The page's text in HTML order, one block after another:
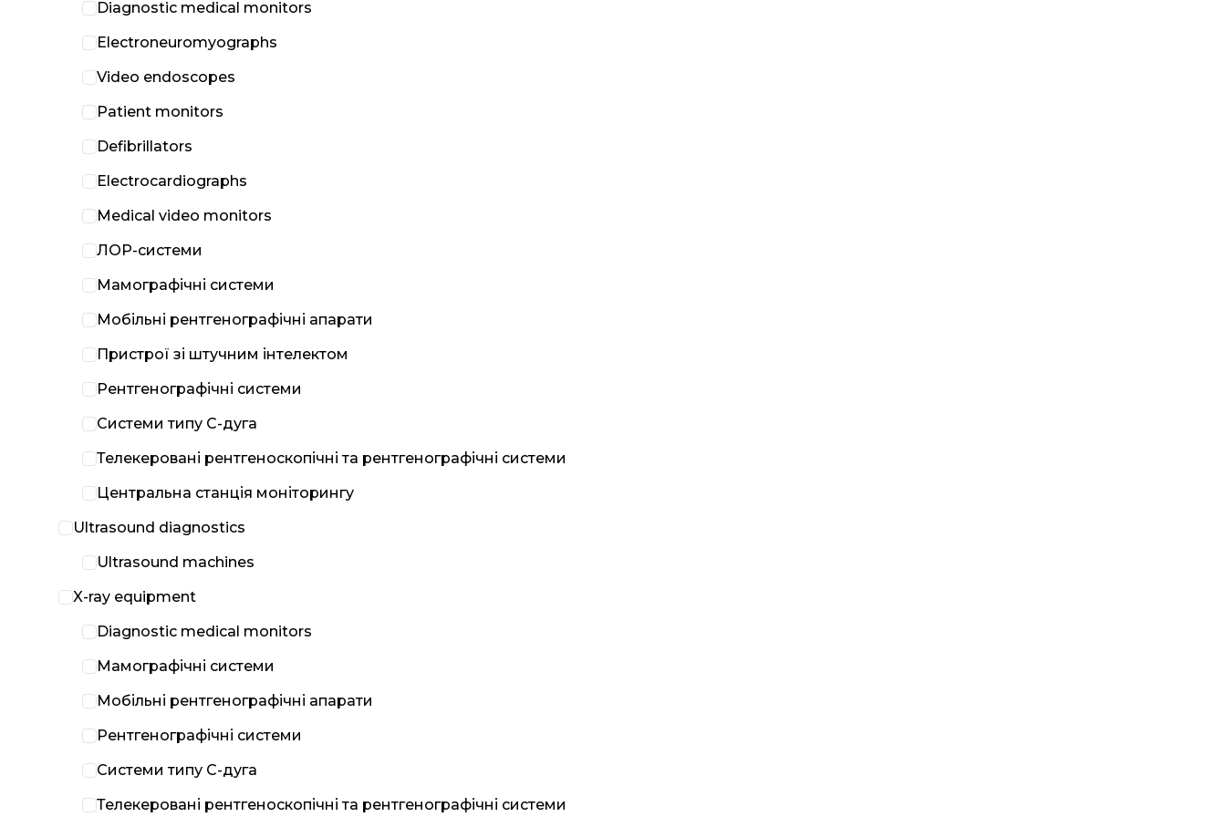
Diagnostic medical monitors
Electroneuromyographs
Video endoscopes
Patient monitors
Defibrillators
Electrocardiographs
Medical video monitors
ЛОР-системи
Мамографічні системи
Мобільні рентгенографічні апарати
Пристрої зі штучним інтелектом
Рентгенографічні системи
Системи типу С-дуга
Телекеровані рентгеноскопічні та рентгенографічні системи
Центральна станція моніторингу
Ultrasound diagnostics
Ultrasound machines
X-ray equipment
Diagnostic medical monitors
Мамографічні системи
Мобільні рентгенографічні апарати
Рентгенографічні системи
Системи типу С-дуга
Телекеровані рентгеноскопічні та рентгенографічні системи